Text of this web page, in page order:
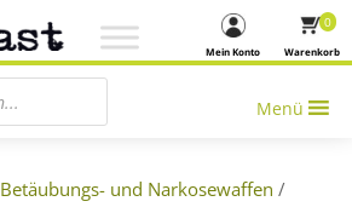
Warenkorb
0
Mein Konto
Menü
Betäubungs- und Narkosewaffen /